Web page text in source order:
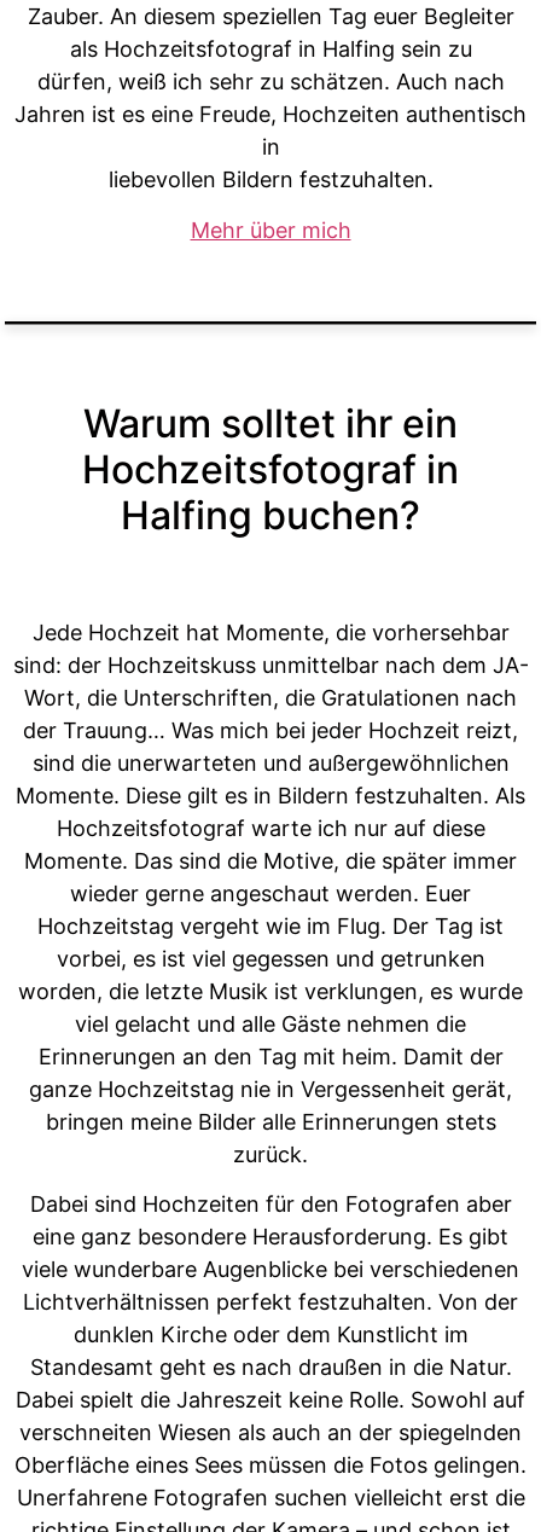
Zauber. An diesem speziellen Tag euer Begleiter
als Hochzeitsfotograf in Halfing sein zu
dürfen, weiß ich sehr zu schätzen. Auch nach
Jahren ist es eine Freude, Hochzeiten authentisch
in
liebevollen Bildern festzuhalten.
Mehr über mich
Warum solltet ihr ein
Hochzeitsfotograf in
Halfing buchen?
Jede Hochzeit hat Momente, die vorhersehbar
sind: der Hochzeitskuss unmittelbar nach dem JA-
Wort, die Unterschriften, die Gratulationen nach
der Trauung… Was mich bei jeder Hochzeit reizt,
sind die unerwarteten und außergewöhnlichen
Momente. Diese gilt es in Bildern festzuhalten. Als
Hochzeitsfotograf warte ich nur auf diese
Momente. Das sind die Motive, die später immer
wieder gerne angeschaut werden. Euer
Hochzeitstag vergeht wie im Flug. Der Tag ist
vorbei, es ist viel gegessen und getrunken
worden, die letzte Musik ist verklungen, es wurde
viel gelacht und alle Gäste nehmen die
Erinnerungen an den Tag mit heim. Damit der
ganze Hochzeitstag nie in Vergessenheit gerät,
bringen meine Bilder alle Erinnerungen stets
zurück.
Dabei sind Hochzeiten für den Fotografen aber
eine ganz besondere Herausforderung. Es gibt
viele wunderbare Augenblicke bei verschiedenen
Lichtverhältnissen perfekt festzuhalten. Von der
dunklen Kirche oder dem Kunstlicht im
Standesamt geht es nach draußen in die Natur.
Dabei spielt die Jahreszeit keine Rolle. Sowohl auf
verschneiten Wiesen als auch an der spiegelnden
Oberfläche eines Sees müssen die Fotos gelingen.
Unerfahrene Fotografen suchen vielleicht erst die